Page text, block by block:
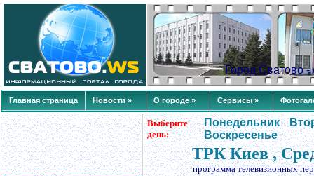
Город Сватово
Главная страница Новости » О городе » Сервисы »
Выберите
день:
Понедельник
Воскресенье
ТРК Киев ,
программа телевизионных